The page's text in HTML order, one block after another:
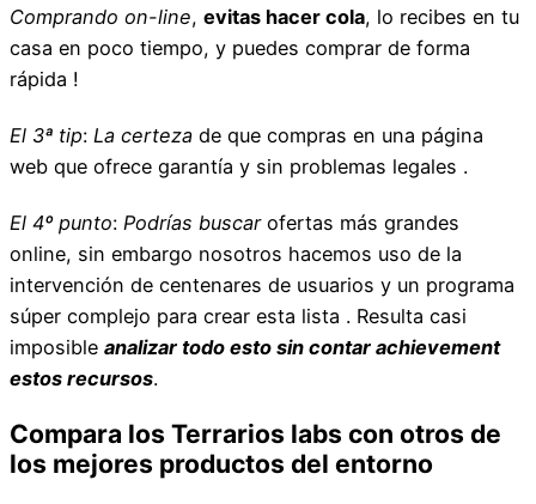
Comprando on-line, evitas hacer cola, lo recibes en tu
casa en poco tiempo, y puedes comprar de forma
rápida !
El 3ª tip: La certeza de que compras en una página
web que ofrece garantía y sin problemas legales .
El 4º punto: Podrías buscarofertas más grandes
online, sin embargo nosotros hacemos uso de la
intervención de centenares de usuarios y un programa
súper complejo para crear esta lista . Resulta casi
imposible analizar todo esto sin contar achievement
estos recursos.
Compara los Terrarios labs con otros de
los mejores productos del entorno